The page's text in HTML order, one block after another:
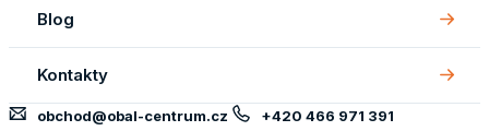
O
Blog
Kontakty
obchod@obal-centrum.cz +420 466 971 391